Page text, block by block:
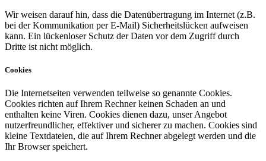
Wir weisen darauf hin, dass die Datenübertragung im Internet (z.B.
bei der Kommunikation per E-Mail) Sicherheitslücken aufweisen
kann. Ein lückenloser Schutz der Daten vor dem Zugriff durch
Dritte ist nicht möglich.
Cookies
Die Internetseiten verwenden teilweise so genannte Cookies.
Cookies richten auf Ihrem Rechner keinen Schaden an und
enthalten keine Viren. Cookies dienen dazu, unser Angebot
nutzerfreundlicher, effektiver und sicherer zu machen. Cookies sind
kleine Textdateien, die auf Ihrem Rechner abgelegt werden und die
Ihr Browser speichert.